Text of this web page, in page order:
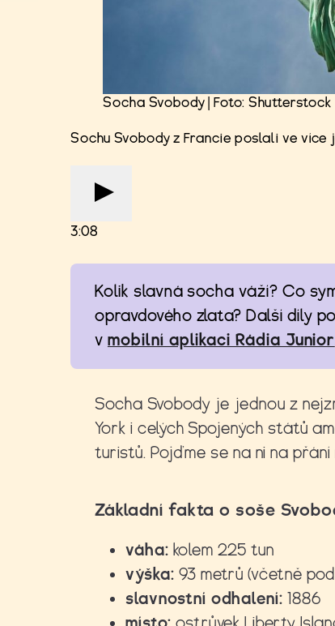
Socha Svobody | Foto: Shutterstock
Sochu Svobody z Francie poslali ve
3:08
Kolik slavná socha váží? Co
opravdového zlata? Další díly
v mobilní aplikaci Rádia Junior
Socha Svobody je jednou z
York i celých Spojených států
turistů. Pojďme se na ni na
Základní fakta o soše
váha: kolem 225 tun
výška: 93 metrů (včetně
slavnostní odhalení: 1886